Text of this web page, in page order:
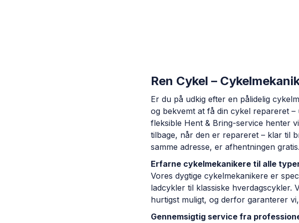
Ren Cykel –
Er du på udkig efter en pålidelig
og bekvemt at få din cykel repareret
fleksible Hent & Bring-service henter
tilbage, når den er repareret – klar til
samme adresse, er afhentningen gratis.
Erfarne cykelmekanikere til alle
Vores dygtige cykelmekanikere er
ladcykler til klassiske hverdagscykler.
hurtigst muligt, og derfor garanterer
Gennemsigtig service fra